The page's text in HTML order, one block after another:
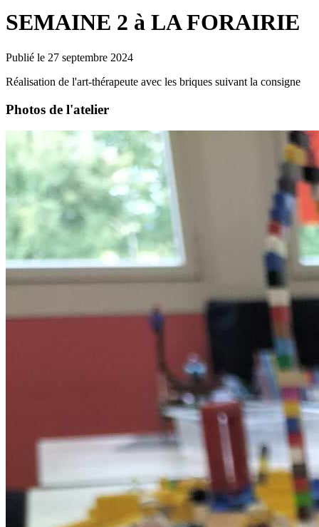
SEMAINE 2 à LA FORAIRIE
Publié le 27 septembre 2024
Réalisation de l'art-thérapeute avec les briques suivant la consigne
Photos de l'atelier